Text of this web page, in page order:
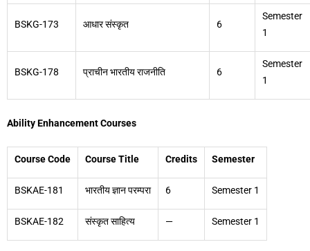
BSKG-173 आधार संस्कृत 6
Semester
1
BSKG-178 प्राचीन भारतीय राजनीति 6
Semester
1
Ability Enhancement Courses
Course Code Course Title Credits Semester
BSKAE-181 भारतीय ज्ञान परम्परा 6 Semester 1
BSKAE-182 संस्कृत साहित्य — Semester 1